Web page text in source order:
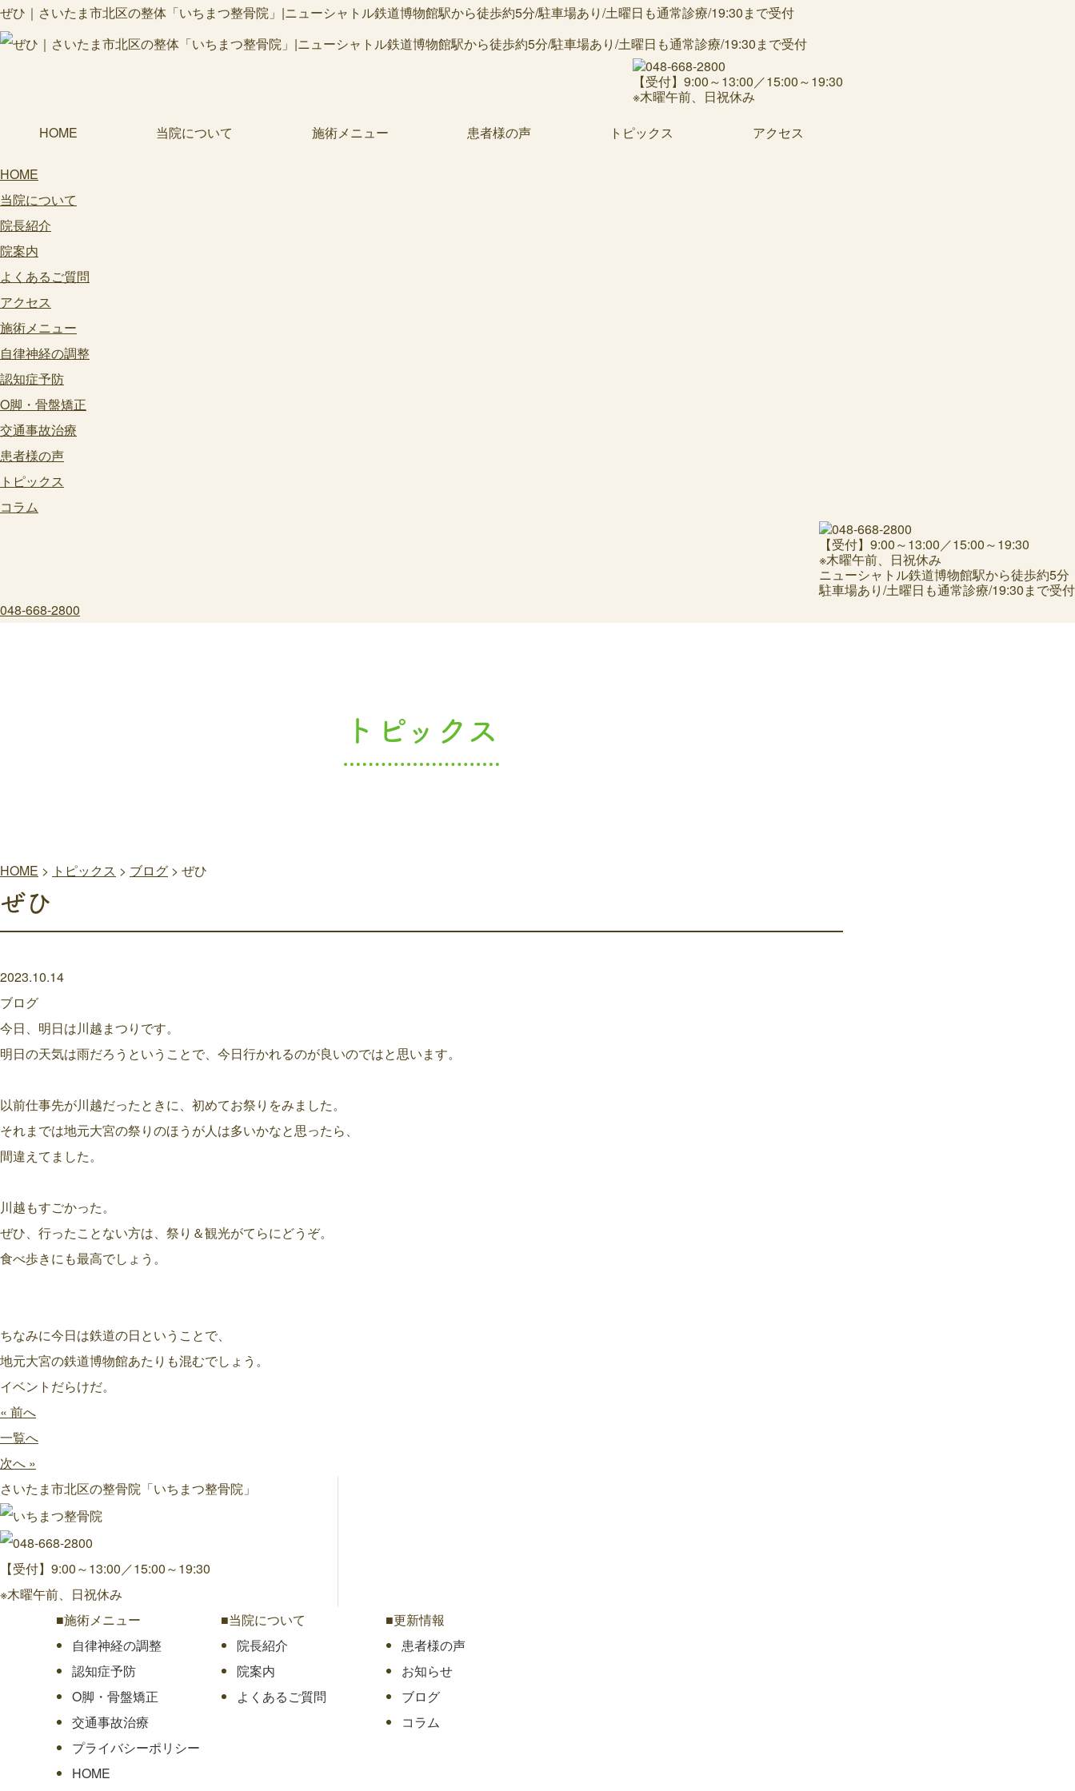
ぜひ｜さいたま市北区の整体「いちまつ整骨院」|ニューシャトル鉄道博物館駅から徒歩約5分/駐車場あり/土曜日も通常診療/19:30まで受付
【受付】9:00～13:00／15:00～19:30
※木曜午前、日祝休み
HOME
当院について 施術メニュー 患者様の声 トピックス アクセス
HOME
当院について
院長紹介
院案内
よくあるご質問
アクセス
施術メニュー
自律神経の調整
認知症予防
O脚・骨盤矯正
交通事故治療
患者様の声
トピックス
コラム
【受付】9:00～13:00／15:00～19:30
※木曜午前、日祝休み
ニューシャトル鉄道博物館駅から徒歩約5分
駐車場あり/土曜日も通常診療/19:30まで受付
048-668-2800
トピックス
HOME > トピックス > ブログ > ぜひ
ぜひ
2023.10.14
ブログ
今日、明日は川越まつりです。
明日の天気は雨だろうということで、今日行かれるのが良いのではと思います。
以前仕事先が川越だったときに、初めてお祭りをみました。
それまでは地元大宮の祭りのほうが人は多いかなと思ったら、
間違えてました。
川越もすごかった。
ぜひ、行ったことない方は、祭り＆観光がてらにどうぞ。
食べ歩きにも最高でしょう。
ちなみに今日は鉄道の日ということで、
地元大宮の鉄道博物館あたりも混むでしょう。
イベントだらけだ。
« 前へ
一覧へ
次へ »
さいたま市北区の整骨院「いちまつ整骨院」
【受付】9:00～13:00／15:00～19:30
※木曜午前、日祝休み
■施術メニュー
自律神経の調整
認知症予防
O脚・骨盤矯正
交通事故治療
■当院について
院長紹介
院案内
よくあるご質問
■更新情報
患者様の声
お知らせ
ブログ
コラム
プライバシーポリシー
HOME